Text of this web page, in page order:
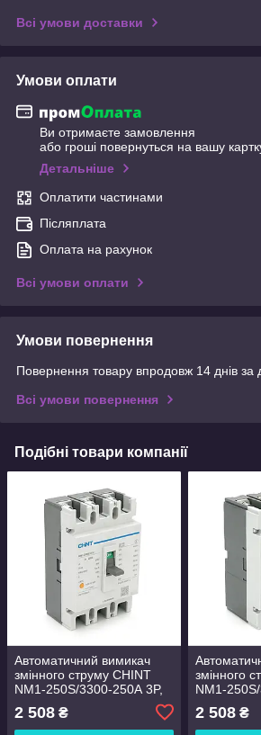
Всі умови доставки
Умови оплати
Ви отримаєте замовлення
або гроші повернуться на вашу
Детальніше
Оплатити частинами
Післяплата
Оплата на рахунок
Всі умови оплати
Умови повернення
Повернення товару впродовж 14 днів за
Всі умови повернення
Подібні товари компанії
Автоматичний вимикач
змінного струму CHINT
NM1-250S/3300-250А 3P,
10КА/800В. 165*105*87mm
2 508 ₴
змінного
NM1-
10КА/
2 508₴